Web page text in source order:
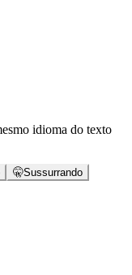
idioma do texto
🤫Sussurrando